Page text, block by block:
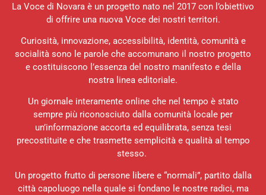
La Voce di Novara è un progetto nato nel 2017 con l’obiettivo
di offrire una nuova Voce dei nostri territori.
Curiosità, innovazione, accessibilità, identità, comunità e
socialità sono le parole che accomunano il nostro progetto
e costituiscono l’essenza del nostro manifesto e della
nostra linea editoriale.
Un giornale interamente online che nel tempo è stato
sempre più riconosciuto dalla comunità locale per
un’informazione accorta ed equilibrata, senza tesi
precostituite e che trasmette semplicità e qualità al tempo
stesso.
Un progetto frutto di persone libere e “normali”, partito dalla
città capoluogo nella quale si fondano le nostre radici, ma